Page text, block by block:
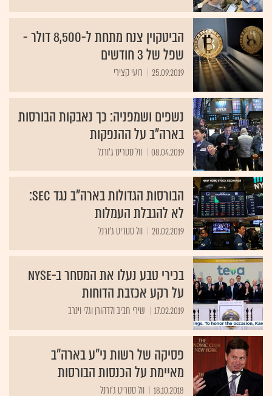
הביטקוין צנח מתחת ל-8,500 דולר -
שפל של 3 חודשים
25.09.2019 רועי קצירי
נשפים ושמפניה: כך נאבקות הבורסות
בארה"ב על ההנפקות
08.04.2019 וול סטריט ג'ורנל
הבורסות הגדולות בארה"ב נגד SEC:
לא להגבלת העמלות
20.02.2019 וול סטריט ג'ורנל
בכירי טבע נעלו את המסחר ב-NYSE
על רקע אכזבת הדוחות
17.02.2019 שירי חביב ולדהורן וגלי וינרב
פסיקה של רשות ני"ע בארה"ב
מאיימת על הכנסות הבורסות
18.10.2018 וול סטריט ג'ורנל